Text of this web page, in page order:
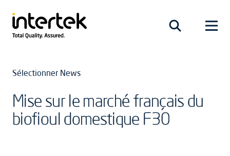
Sélectionner News
Mise sur le marché français du
biofioul domestique F30